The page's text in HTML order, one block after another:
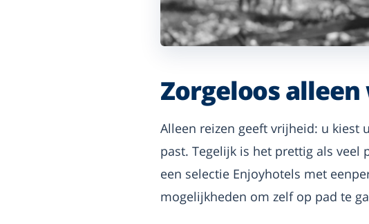
Zorgeloos alleen
Alleen reizen geeft vrijheid: u kiest
past. Tegelijk is het prettig als veel
een selectie Enjoyhotels met
mogelijkheden om zelf op pad te